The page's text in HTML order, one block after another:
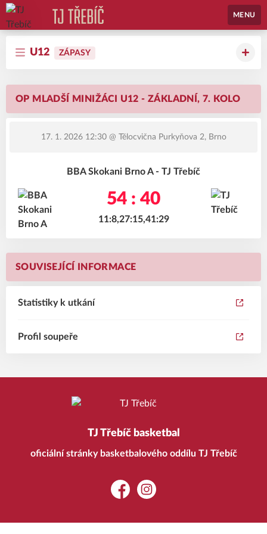
MENU
U12 ZÁPASY
OP MLADŠÍ MINIŽÁCI U12 - ZÁKLADNÍ, 7. KOLO
17. 1. 2026 12:30@ Tělocvična Purkyňova 2, Brno
BBA Skokani Brno A - TJ Třebíč
54 : 40
11:8,27:15,41:29
SOUVISEJÍCÍ INFORMACE
Statistiky k utkání
Profil soupeře
TJ Třebíč basketbal
oficiální stránky basketbalového oddílu TJ Třebíč
FacebookInstagram